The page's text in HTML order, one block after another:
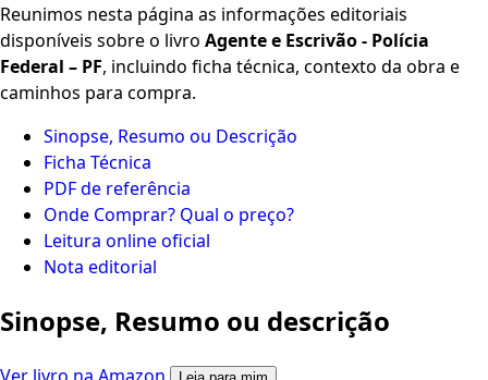
Reunimos nesta página as informações editoriais
disponíveis sobre o livro Agente e Escrivão - Polícia
Federal – PF, incluindo ficha técnica, contexto da obra e
caminhos para compra.
Sinopse, Resumo ou Descrição
Ficha Técnica
PDF de referência
Onde Comprar? Qual o preço?
Leitura online oficial
Nota editorial
Sinopse, Resumo ou descrição